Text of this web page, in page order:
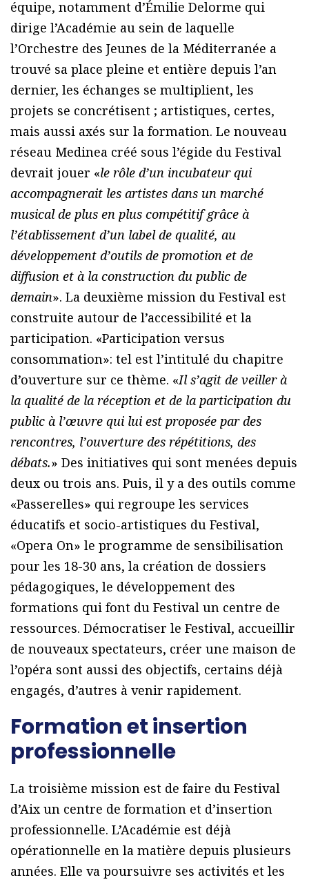
équipe, notamment d’Émilie Delorme qui
dirige l’Académie au sein de laquelle
l’Orchestre des Jeunes de la Méditerranée a
trouvé sa place pleine et entière depuis l’an
dernier, les échanges se multiplient, les
projets se concrétisent ; artistiques, certes,
mais aussi axés sur la formation. Le nouveau
réseau Medinea créé sous l’égide du Festival
devrait jouer «le rôle d’un incubateur qui
accompagnerait les artistes dans un marché
musical de plus en plus compétitif grâce à
l’établissement d’un label de qualité, au
développement d’outils de promotion et de
diffusion et à la construction du public de
demain». La deuxième mission du Festival est
construite autour de l’accessibilité et la
participation. «Participation versus
consommation»: tel est l’intitulé du chapitre
d’ouverture sur ce thème. «Il s’agit de veiller à
la qualité de la réception et de la participation du
public à l’œuvre qui lui est proposée par des
rencontres, l’ouverture des répétitions, des
débats.» Des initiatives qui sont menées depuis
deux ou trois ans. Puis, il y a des outils comme
«Passerelles» qui regroupe les services
éducatifs et socio-artistiques du Festival,
«Opera On» le programme de sensibilisation
pour les 18-30 ans, la création de dossiers
pédagogiques, le développement des
formations qui font du Festival un centre de
ressources. Démocratiser le Festival, accueillir
de nouveaux spectateurs, créer une maison de
l’opéra sont aussi des objectifs, certains déjà
engagés, d’autres à venir rapidement.
Formation et insertion
professionnelle
La troisième mission est de faire du Festival
d’Aix un centre de formation et d’insertion
professionnelle. L’Académie est déjà
opérationnelle en la matière depuis plusieurs
années. Elle va poursuivre ses activités et les